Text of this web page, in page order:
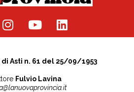
Asti n. 61 del 25/09/1953
Fulvio Lavina